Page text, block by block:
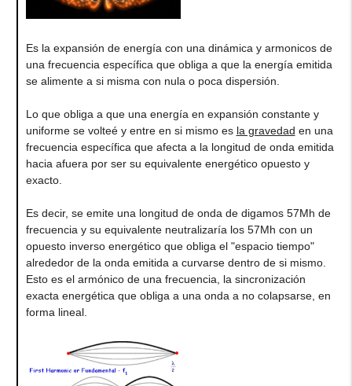
Es la expansión de energía con una dinámica y armonicos de
una frecuencia específica que obliga a que la energía emitida
se alimente a si misma con nula o poca dispersión.
Lo que obliga a que una energía en expansión constante y
uniforme se volteé y entre en si mismo es la gravedad en una
frecuencia específica que afecta a la longitud de onda emitida
hacia afuera por ser su equivalente energético opuesto y
exacto.
Es decir, se emite una longitud de onda de digamos 57Mh de
frecuencia y su equivalente neutralizaría los 57Mh con un
opuesto inverso energético que obliga el "espacio tiempo"
alrededor de la onda emitida a curvarse dentro de si mismo.
Esto es el armónico de una frecuencia, la sincronización
exacta energética que obliga a una onda a no colapsarse, en
forma lineal.